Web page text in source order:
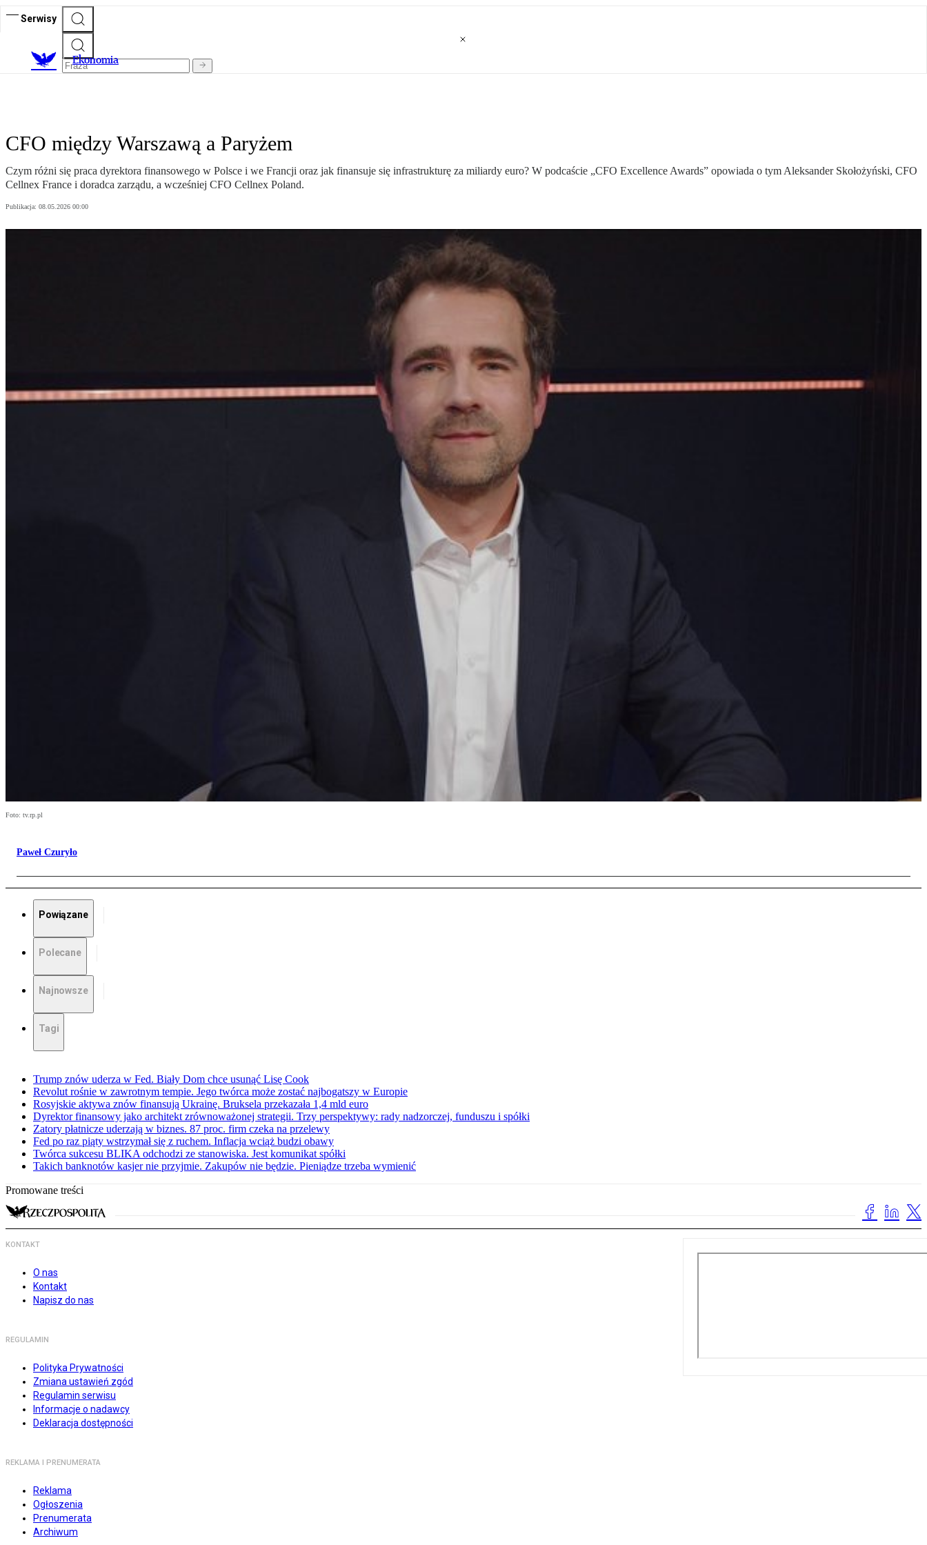
Serwisy
Ekonomia
CFO między Warszawą a Paryżem
Czym różni się praca dyrektora finansowego w Polsce i we Francji oraz jak finansuje się infrastrukturę za miliardy euro? W podcaście „CFO Excellence Awards” opowiada o tym Aleksander Skołożyński, CFO
Cellnex France i doradca zarządu, a wcześniej CFO Cellnex Poland.
Publikacja: 08.05.2026 00:00
Foto: tv.rp.pl
Paweł Czuryło
Powiązane
Polecane
Najnowsze
Tagi
Trump znów uderza w Fed. Biały Dom chce usunąć Lisę Cook
Revolut rośnie w zawrotnym tempie. Jego twórca może zostać najbogatszy w Europie
Rosyjskie aktywa znów finansują Ukrainę. Bruksela przekazała 1,4 mld euro
Dyrektor finansowy jako architekt zrównoważonej strategii. Trzy perspektywy: rady nadzorczej, funduszu i spółki
Zatory płatnicze uderzają w biznes. 87 proc. firm czeka na przelewy
Fed po raz piąty wstrzymał się z ruchem. Inflacja wciąż budzi obawy
Twórca sukcesu BLIKA odchodzi ze stanowiska. Jest komunikat spółki
Takich banknotów kasjer nie przyjmie. Zakupów nie będzie. Pieniądze trzeba wymienić
Promowane treści
KONTAKT
O nas
Kontakt
Napisz do nas
REGULAMIN
Polityka Prywatności
Zmiana ustawień zgód
Regulamin serwisu
Informacje o nadawcy
Deklaracja dostępności
REKLAMA I PRENUMERATA
Reklama
Ogłoszenia
Prenumerata
Archiwum